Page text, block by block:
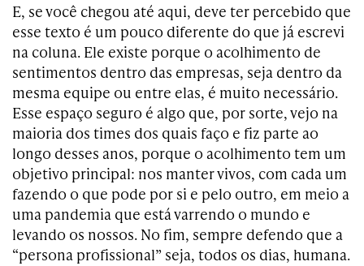
E, se você chegou até aqui, deve ter percebido que
esse texto é um pouco diferente do que já escrevi
na coluna. Ele existe porque o acolhimento de
sentimentos dentro das empresas, seja dentro da
mesma equipe ou entre elas, é muito necessário.
Esse espaço seguro é algo que, por sorte, vejo na
maioria dos times dos quais faço e fiz parte ao
longo desses anos, porque o acolhimento tem um
objetivo principal: nos manter vivos, com cada um
fazendo o que pode por si e pelo outro, em meio a
uma pandemia que está varrendo o mundo e
levando os nossos. No fim, sempre defendo que a
“persona profissional” seja, todos os dias, humana.